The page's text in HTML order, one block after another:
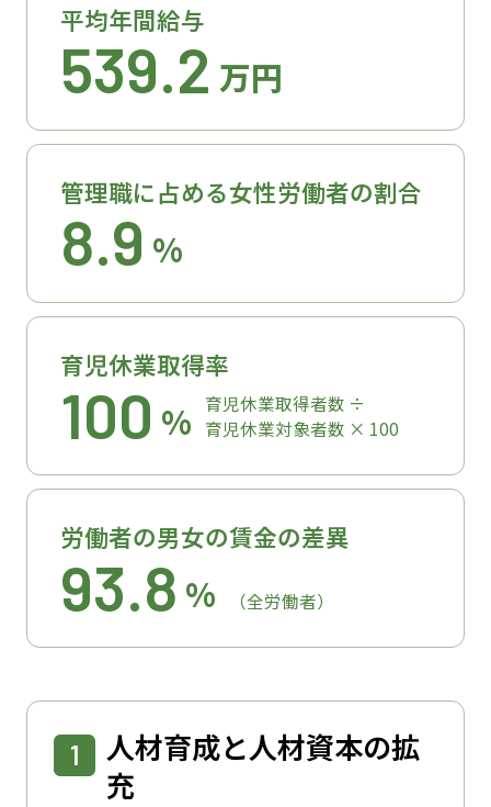
平均年間給与
539.2 万円
管理職に占める女性労働者の割合
8.9 %
育児休業取得率
100 %
育児休業取得者数 ÷
育児休業対象者数 × 100
労働者の男女の賃金の差異
93.8 % （全労働者）
人材育成と人材資本の拡
充